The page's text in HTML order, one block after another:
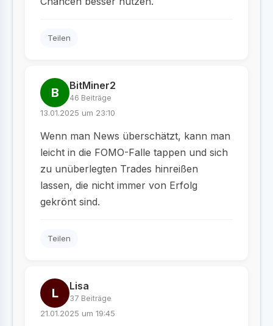
Teilen
B BitMiner2
46 Beiträge
13.01.2025 um 23:10
Wenn man News überschätzt, kann man
leicht in die FOMO-Falle tappen und sich
zu unüberlegten Trades hinreißen
lassen, die nicht immer von Erfolg
gekrönt sind.
Teilen
L Lisa
37 Beiträge
21.01.2025 um 19:45